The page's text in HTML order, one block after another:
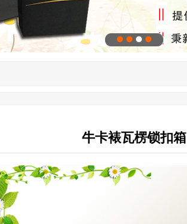
牛卡裱瓦楞锁扣箱